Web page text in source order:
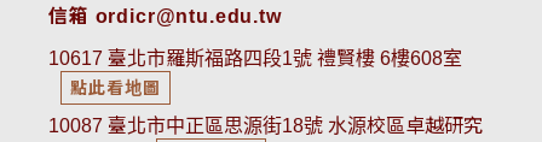
信箱 ordicr@ntu.edu.tw
10617 臺北市羅斯福路四段1號 禮賢樓 6樓608室
點此看地圖
10087 臺北市中正區思源街18號 水源校區卓越研究